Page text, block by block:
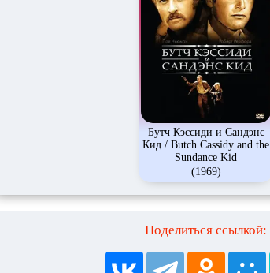
Бутч Кэссиди и Сандэнс
Кид / Butch Cassidy and the
Sundance Kid
(1969)
Поделиться ссылкой: